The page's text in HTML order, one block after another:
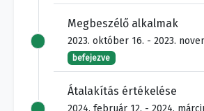
Megbeszélő alkalmak
2023. október 16. - 2023.
befejezve
Átalakítás értékelése
2024. február 12. - 2024.